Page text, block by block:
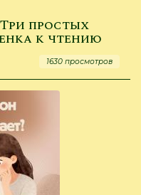
простых
к чтению
1630 просмотров